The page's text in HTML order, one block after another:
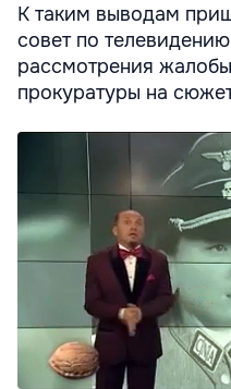
К таким выводам
совет по
рассмотрения
прокуратуры на